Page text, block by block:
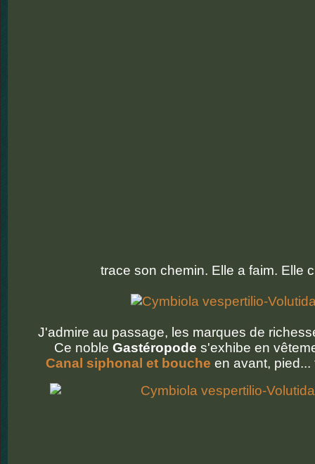
trace son chemin. Elle a faim. Elle
J'admire au passage, les marques de
Ce noble Gastéropode s'exhibe en
Canal siphonal et bouche en avant,